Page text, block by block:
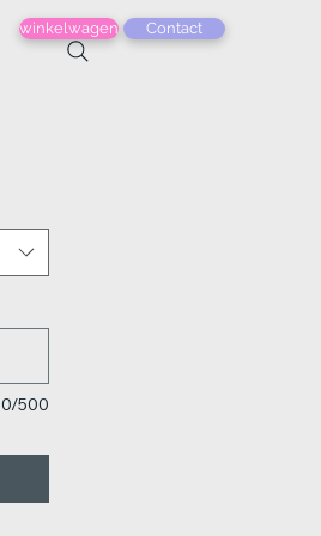
winkelwagen Contact
0/500